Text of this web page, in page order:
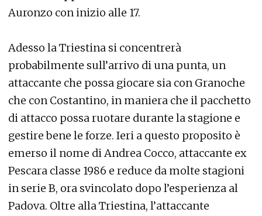
Auronzo con inizio alle 17.
Adesso la Triestina si concentrerà
probabilmente sull’arrivo di una punta, un
attaccante che possa giocare sia con Granoche
che con Costantino, in maniera che il pacchetto
di attacco possa ruotare durante la stagione e
gestire bene le forze. Ieri a questo proposito è
emerso il nome di Andrea Cocco, attaccante ex
Pescara classe 1986 e reduce da molte stagioni
in serie B, ora svincolato dopo l’esperienza al
Padova. Oltre alla Triestina, l’attaccante